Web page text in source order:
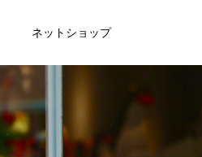
ネットショップ